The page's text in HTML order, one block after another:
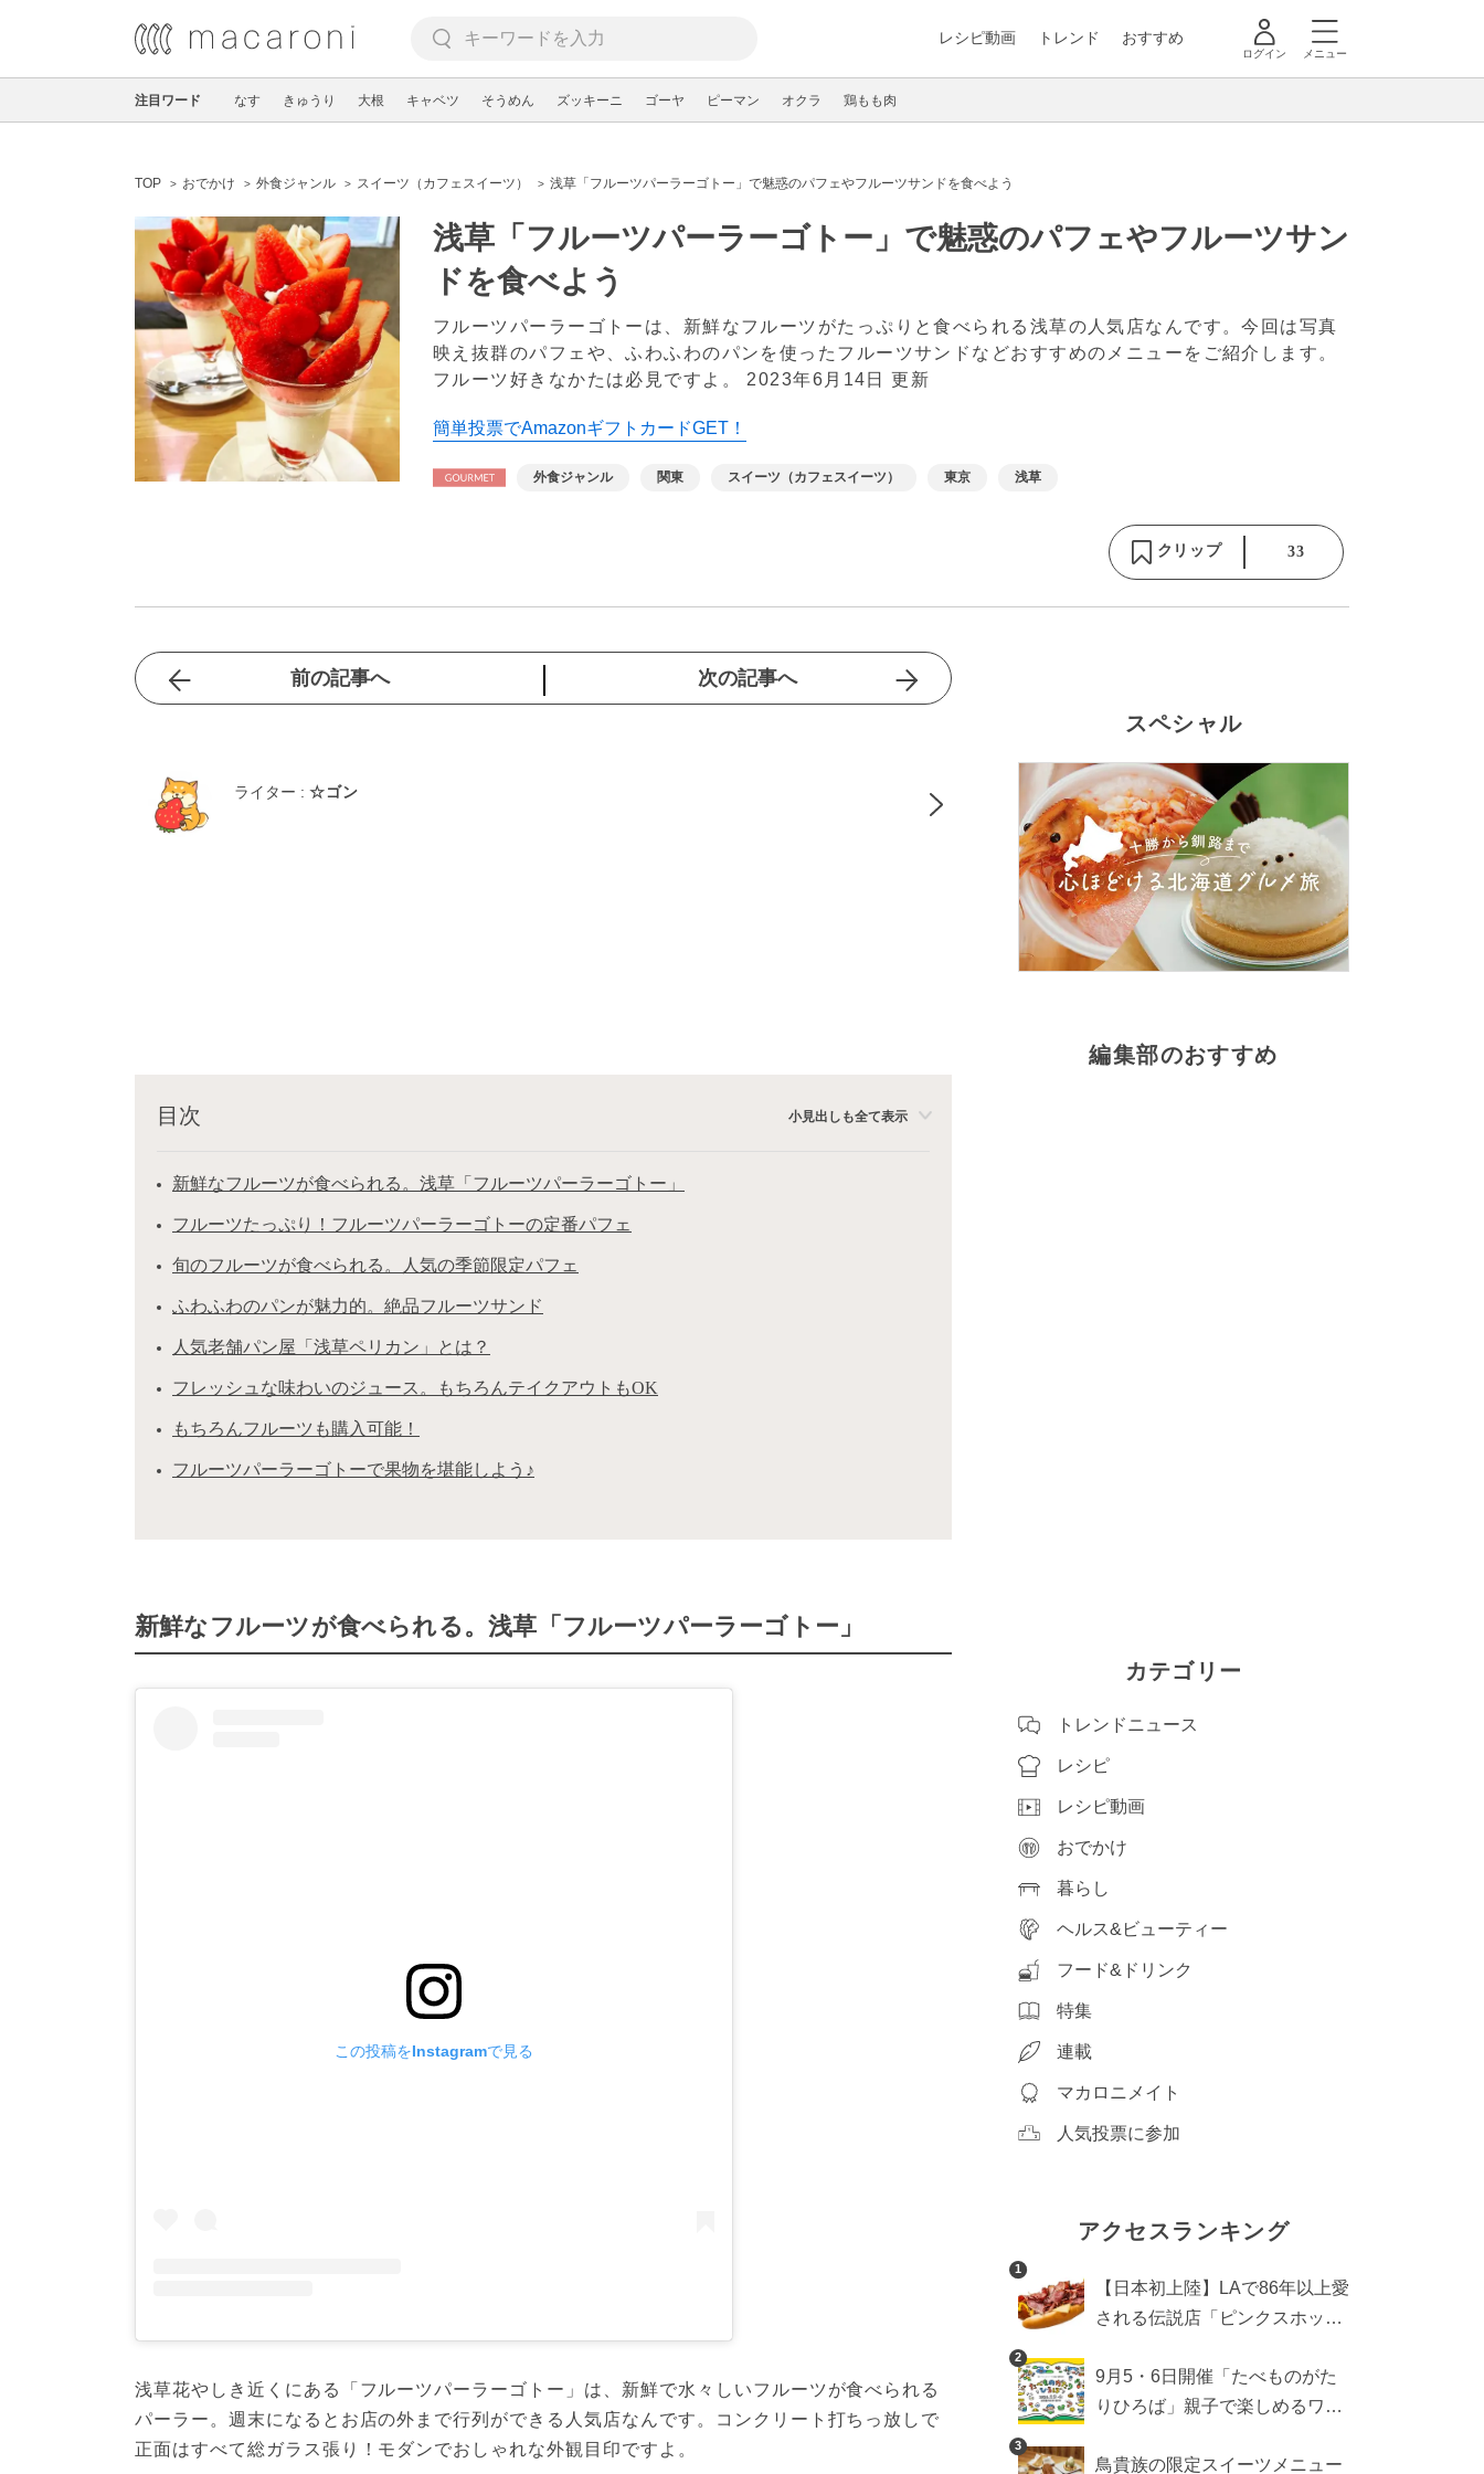
レシピ動画 トレンド おすすめ
ログイン メニュー
注目ワード なす きゅうり 大根 キャベツ そうめん ズッキーニ ゴーヤ ピーマン オクラ 鶏もも肉
TOP おでかけ 外食ジャンル スイーツ（カフェスイーツ） 浅草「フルーツパーラーゴトー」で魅惑のパフェやフルーツサンドを食べよう
浅草「フルーツパーラーゴトー」で魅惑のパフェやフルーツサン
ドを食べよう
フルーツパーラーゴトーは、新鮮なフルーツがたっぷりと食べられる浅草の人気店なんです。今回は写真
映え抜群のパフェや、ふわふわのパンを使ったフルーツサンドなどおすすめのメニューをご紹介します。
フルーツ好きなかたは必見ですよ。 2023年6月14日 更新
簡単投票でAmazonギフトカードGET！
外食ジャンル 関東 スイーツ（カフェスイーツ） 東京 浅草
クリップ 33
前の記事へ 次の記事へ
ライター : ☆ゴン
目次 小見出しも全て表示
新鮮なフルーツが食べられる。浅草「フルーツパーラーゴトー」
フルーツたっぷり！フルーツパーラーゴトーの定番パフェ
旬のフルーツが食べられる。人気の季節限定パフェ
ふわふわのパンが魅力的。絶品フルーツサンド
人気老舗パン屋「浅草ペリカン」とは？
フレッシュな味わいのジュース。もちろんテイクアウトもOK
もちろんフルーツも購入可能！
フルーツパーラーゴトーで果物を堪能しよう♪
新鮮なフルーツが食べられる。浅草「フルーツパーラーゴトー」
この投稿をInstagramで見る
浅草花やしき近くにある「フルーツパーラーゴトー」は、新鮮で水々しいフルーツが食べられる
パーラー。週末になるとお店の外まで行列ができる人気店なんです。コンクリート打ちっ放しで
正面はすべて総ガラス張り！モダンでおしゃれな外観目印ですよ。
スペシャル
編集部のおすすめ
カテゴリー
トレンドニュース
レシピ
レシピ動画
おでかけ
暮らし
ヘルス&ビューティー
フード&ドリンク
特集
連載
マカロニメイト
人気投票に参加
アクセスランキング
1
【日本初上陸】LAで86年以上愛
される伝説店「ピンクスホット
ットドッグブーム到来!?
2
9月5・6日開催「たべものがた
りひろば」親子で楽しめるワー
ーなどをご紹介
3
鳥貴族の限定スイーツメニュー